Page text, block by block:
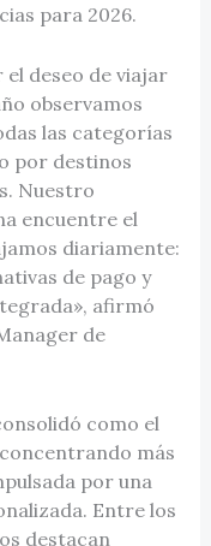
para 2026.
deseo de viajar
observamos
las categorías
por destinos
Nuestro
encuentre el
diariamente:
de pago y
afirmó
de
como el
más
por una
Entre los
destacan